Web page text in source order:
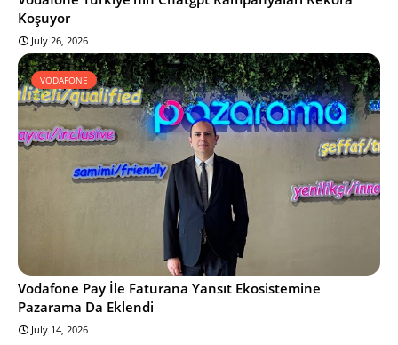
Koşuyor
July 26, 2026
VODAFONE
Vodafone Pay İle Faturana Yansıt Ekosistemine
Pazarama Da Eklendi
July 14, 2026